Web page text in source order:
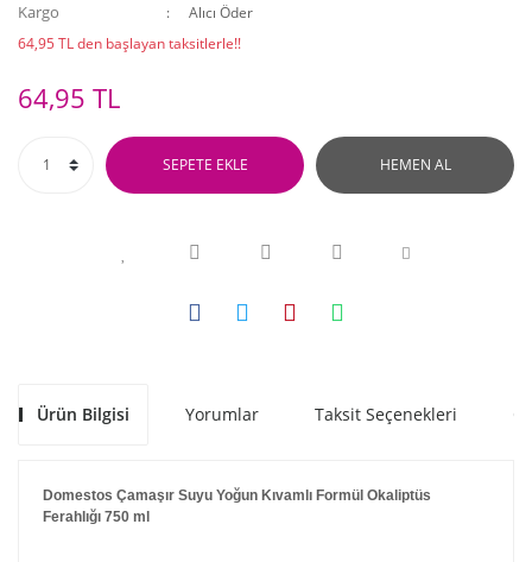
Kargo
Alıcı Öder
64,95 TL den başlayan taksitlerle!!
64,95 TL
SEPETE EKLE HEMEN AL
Ürün Bilgisi Yorumlar Taksit Seçenekleri
Domestos Çamaşır Suyu Yoğun Kıvamlı Formül Okaliptüs
Ferahlığı 750 ml